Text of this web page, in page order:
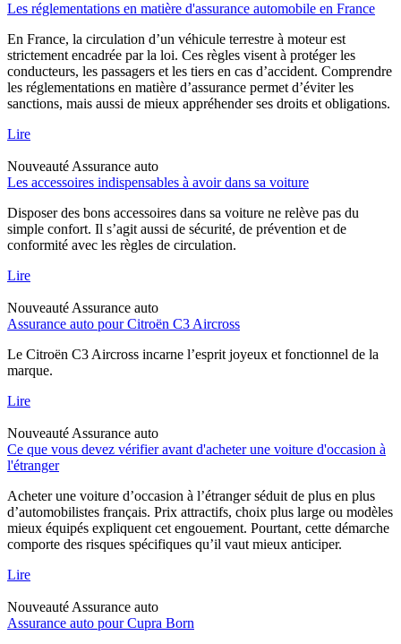
Les réglementations en matière d'assurance automobile en France
En France, la circulation d’un véhicule terrestre à moteur est
strictement encadrée par la loi. Ces règles visent à protéger les
conducteurs, les passagers et les tiers en cas d’accident. Comprendre
les réglementations en matière d’assurance permet d’éviter les
sanctions, mais aussi de mieux appréhender ses droits et obligations.
Lire
Nouveauté Assurance auto
Les accessoires indispensables à avoir dans sa voiture
Disposer des bons accessoires dans sa voiture ne relève pas du
simple confort. Il s’agit aussi de sécurité, de prévention et de
conformité avec les règles de circulation.
Lire
Nouveauté Assurance auto
Assurance auto pour Citroën C3 Aircross
Le Citroën C3 Aircross incarne l’esprit joyeux et fonctionnel de la
marque.
Lire
Nouveauté Assurance auto
Ce que vous devez vérifier avant d'acheter une voiture d'occasion à
l'étranger
Acheter une voiture d’occasion à l’étranger séduit de plus en plus
d’automobilistes français. Prix attractifs, choix plus large ou modèles
mieux équipés expliquent cet engouement. Pourtant, cette démarche
comporte des risques spécifiques qu’il vaut mieux anticiper.
Lire
Nouveauté Assurance auto
Assurance auto pour Cupra Born